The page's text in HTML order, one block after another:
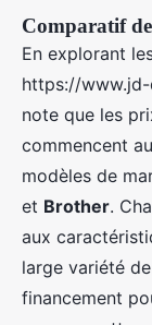
Comparatif
En explorant
https://
note que les
commencent
modèles de
et Brother.
aux
large variété
financement